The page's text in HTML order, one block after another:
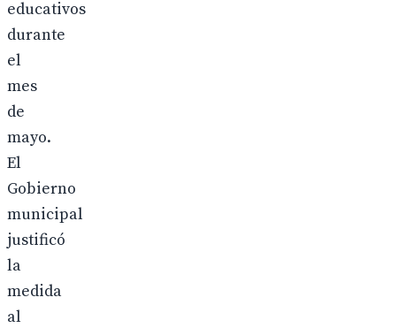
educativos
durante
el
mes
de
mayo.
El
Gobierno
municipal
justificó
la
medida
al